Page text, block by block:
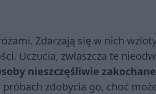
Zdarzają się w nich
Uczucia, zwłaszcza te
nieszczęśliwie
zdobycia go, choć